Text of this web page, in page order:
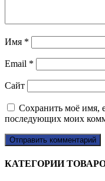
Имя *
Email *
Сайт
Сохранить моё имя,
последующих моих
КАТЕГОРИИ